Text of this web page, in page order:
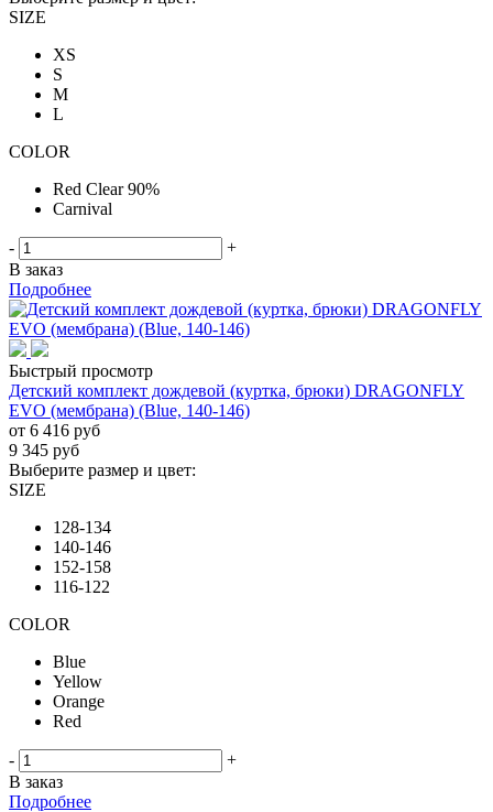
SIZE
XS
S
M
L
COLOR
Red Clear 90%
Carnival
-
+
В заказ
Подробнее
Быстрый просмотр
Детский комплект дождевой (куртка, брюки) DRAGONFLY
EVO (мембрана) (Blue, 140-146)
от 6 416 руб
9 345 руб
Выберите размер и цвет:
SIZE
128-134
140-146
152-158
116-122
COLOR
Blue
Yellow
Orange
Red
-
+
В заказ
Подробнее